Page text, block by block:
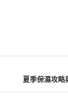
夏季保濕攻略